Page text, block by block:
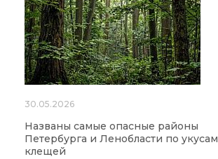
30.05.2026
Названы самые опасные районы
Петербурга и Ленобласти по укусам
клещей